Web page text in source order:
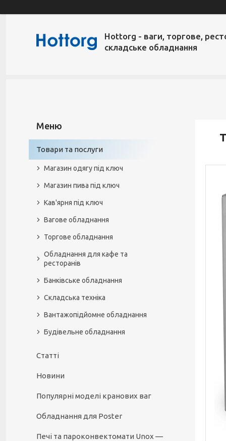
Hottorg - ваги, торгове,
складське обладнання
Товари та послуги
Магазин одягу під ключ
Магазин пива під ключ
Кав'ярня під ключ
Вагове обладнання
Торгове обладнання
Обладнання для кафе та
ресторанів
Банківське обладнання
Складська техніка
Вантажопідйомне обладнання
Будівельне обладнання
Статті
Новини
Популярні моделі кранових ваг
Обладнання для Poster
Печі та пароконвектомати Unox —